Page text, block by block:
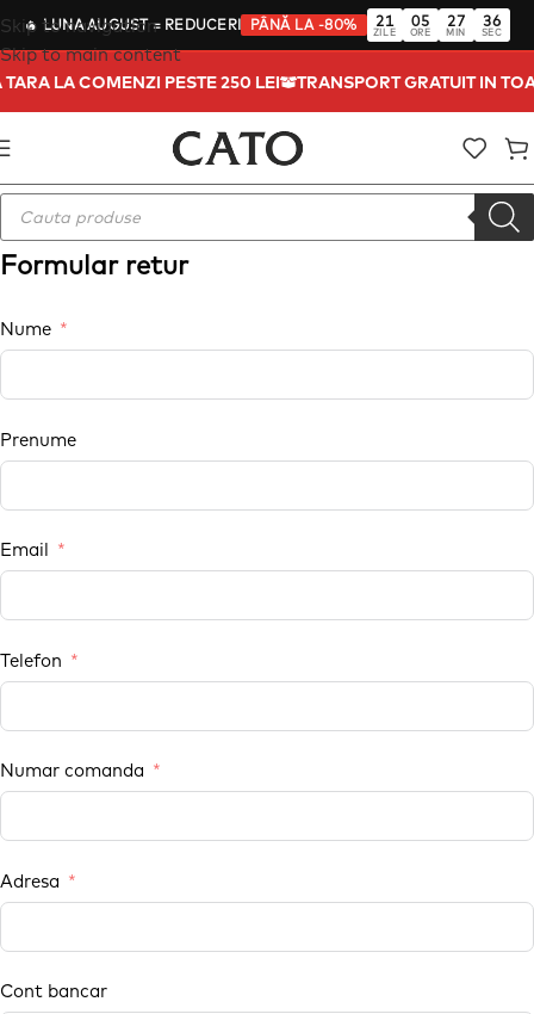
🔥 LUNA AUGUST= REDUCERI PÂNĂ LA -80% 21
ZILE
05
ORE
27
MIN
35
SEC
Skip to navigation
Skip to main content
TARA LA COMENZI PESTE 250 LEI TRANSPORT GRATUIT IN
Formular retur
Nume
Prenume
Email
Telefon
Numar comanda
Adresa
Cont bancar